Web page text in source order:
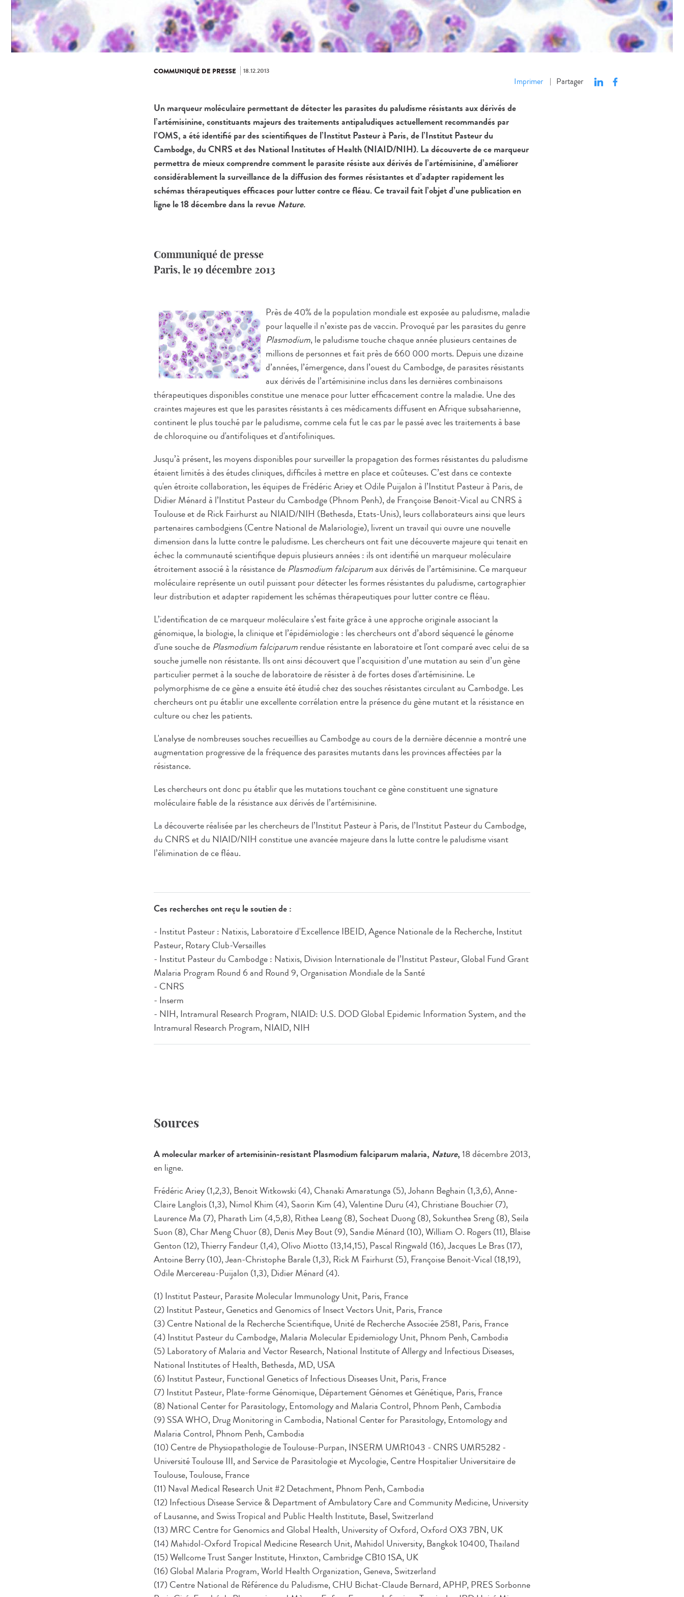
COMMUNIQUÉ DE PRESSE 18.12.2013
Imprimer | Partager
Un marqueur moléculaire permettant de détecter les parasites du paludisme résistants aux dérivés de
l’artémisinine, constituants majeurs des traitements antipaludiques actuellement recommandés par
l’OMS, a été identifié par des scientifiques de l’Institut Pasteur à Paris, de l’Institut Pasteur du
Cambodge, du CNRS et des National Institutes of Health (NIAID/NIH). La découverte de ce marqueur
permettra de mieux comprendre comment le parasite résiste aux dérivés de l’artémisinine, d’améliorer
considérablement la surveillance de la diffusion des formes résistantes et d’adapter rapidement les
schémas thérapeutiques efficaces pour lutter contre ce fléau. Ce travail fait l’objet d’une publication en
ligne le 18 décembre dans la revueNature.
Communiqué de presse
Paris, le 19 décembre 2013
Près de 40% de la population mondiale est exposée au paludisme, maladie
pour laquelle il n’existe pas de vaccin. Provoqué par les parasites du genre
Plasmodium, le paludisme touche chaque année plusieurs centaines de
millions de personnes et fait près de 660 000 morts. Depuis une dizaine
d’années, l’émergence, dans l’ouest du Cambodge, de parasites résistants
aux dérivés de l’artémisinine inclus dans les dernières combinaisons
thérapeutiques disponibles constitue une menace pour lutter efficacement contre la maladie. Une des
craintes majeures est que les parasites résistants à ces médicaments diffusent en Afrique subsaharienne,
continent le plus touché par le paludisme, comme cela fut le cas par le passé avec les traitements à base
de chloroquine ou d'antifoliques et d'antifoliniques.
Jusqu’à présent, les moyens disponibles pour surveiller la propagation des formes résistantes du paludisme
étaient limités à des études cliniques, difficiles à mettre en place et coûteuses. C’est dans ce contexte
qu'en étroite collaboration, les équipes de Frédéric Ariey et Odile Puijalon à l’Institut Pasteur à Paris, de
Didier Ménard à l’Institut Pasteur du Cambodge (Phnom Penh), de Françoise Benoit-Vical au CNRS à
Toulouse et de Rick Fairhurst au NIAID/NIH (Bethesda, Etats-Unis), leurs collaborateurs ainsi que leurs
partenaires cambodgiens (Centre National de Malariologie), livrent un travail qui ouvre une nouvelle
dimension dans la lutte contre le paludisme. Les chercheurs ont fait une découverte majeure qui tenait en
échec la communauté scientifique depuis plusieurs années : ils ont identifié un marqueur moléculaire
étroitement associé à la résistance de Plasmodium falciparumaux dérivés de l’artémisinine. Ce marqueur
moléculaire représente un outil puissant pour détecter les formes résistantes du paludisme, cartographier
leur distribution et adapter rapidement les schémas thérapeutiques pour lutter contre ce fléau.
L’identification de ce marqueur moléculaire s’est faite grâce à une approche originale associant la
génomique, la biologie, la clinique et l’épidémiologie : les chercheurs ont d’abord séquencé le génome
d'une souche de Plasmodium falciparumrendue résistante en laboratoire et l'ont comparé avec celui de sa
souche jumelle non résistante. Ils ont ainsi découvert que l’acquisition d’une mutation au sein d’un gène
particulier permet à la souche de laboratoire de résister à de fortes doses d'artémisinine. Le
polymorphisme de ce gène a ensuite été étudié chez des souches résistantes circulant au Cambodge. Les
chercheurs ont pu établir une excellente corrélation entre la présence du gène mutant et la résistance en
culture ou chez les patients.
L'analyse de nombreuses souches recueillies au Cambodge au cours de la dernière décennie a montré une
augmentation progressive de la fréquence des parasites mutants dans les provinces affectées par la
résistance.
Les chercheurs ont donc pu établir que les mutations touchant ce gène constituent une signature
moléculaire fiable de la résistance aux dérivés de l’artémisinine.
La découverte réalisée par les chercheurs de l’Institut Pasteur à Paris, de l’Institut Pasteur du Cambodge,
du CNRS et du NIAID/NIH constitue une avancée majeure dans la lutte contre le paludisme visant
l’élimination de ce fléau.
Ces recherches ont reçu le soutien de :
- Institut Pasteur : Natixis, Laboratoire d'Excellence IBEID, Agence Nationale de la Recherche, Institut
Pasteur, Rotary Club-Versailles
- Institut Pasteur du Cambodge : Natixis, Division Internationale de l’Institut Pasteur, Global Fund Grant
Malaria Program Round 6 and Round 9, Organisation Mondiale de la Santé
- CNRS
- Inserm
- NIH, Intramural Research Program, NIAID: U.S. DOD Global Epidemic Information System, and the
Intramural Research Program, NIAID, NIH
Sources
A molecular marker of artemisinin-resistant Plasmodium falciparum malaria, Nature,18 décembre 2013,
en ligne.
Frédéric Ariey (1,2,3), Benoit Witkowski (4), Chanaki Amaratunga (5), Johann Beghain (1,3,6), Anne-
Claire Langlois (1,3), Nimol Khim (4), Saorin Kim (4), Valentine Duru (4), Christiane Bouchier (7),
Laurence Ma (7), Pharath Lim (4,5,8), Rithea Leang (8), Socheat Duong (8), Sokunthea Sreng (8), Seila
Suon (8), Char Meng Chuor (8), Denis Mey Bout (9), Sandie Ménard (10), William O. Rogers (11), Blaise
Genton (12), Thierry Fandeur (1,4), Olivo Miotto (13,14,15), Pascal Ringwald (16), Jacques Le Bras (17),
Antoine Berry (10), Jean-Christophe Barale (1,3), Rick M Fairhurst (5), Françoise Benoit-Vical (18,19),
Odile Mercereau-Puijalon (1,3), Didier Ménard (4).
(1) Institut Pasteur, Parasite Molecular Immunology Unit, Paris, France
(2) Institut Pasteur, Genetics and Genomics of Insect Vectors Unit, Paris, France
(3) Centre National de la Recherche Scientifique, Unité de Recherche Associée 2581, Paris, France
(4) Institut Pasteur du Cambodge, Malaria Molecular Epidemiology Unit, Phnom Penh, Cambodia
(5) Laboratory of Malaria and Vector Research, National Institute of Allergy and Infectious Diseases,
National Institutes of Health, Bethesda, MD, USA
(6) Institut Pasteur, Functional Genetics of Infectious Diseases Unit, Paris, France
(7) Institut Pasteur, Plate-forme Génomique, Département Génomes et Génétique, Paris, France
(8) National Center for Parasitology, Entomology and Malaria Control, Phnom Penh, Cambodia
(9) SSA WHO, Drug Monitoring in Cambodia, National Center for Parasitology, Entomology and
Malaria Control, Phnom Penh, Cambodia
(10) Centre de Physiopathologie de Toulouse-Purpan, INSERM UMR1043 - CNRS UMR5282 -
Université Toulouse III, and Service de Parasitologie et Mycologie, Centre Hospitalier Universitaire de
Toulouse, Toulouse, France
(11) Naval Medical Research Unit #2 Detachment, Phnom Penh, Cambodia
(12) Infectious Disease Service & Department of Ambulatory Care and Community Medicine, University
of Lausanne, and Swiss Tropical and Public Health Institute, Basel, Switzerland
(13) MRC Centre for Genomics and Global Health, University of Oxford, Oxford OX3 7BN, UK
(14) Mahidol-Oxford Tropical Medicine Research Unit, Mahidol University, Bangkok 10400, Thailand
(15) Wellcome Trust Sanger Institute, Hinxton, Cambridge CB10 1SA, UK
(16) Global Malaria Program, World Health Organization, Geneva, Switzerland
(17) Centre National de Référence du Paludisme, CHU Bichat-Claude Bernard, APHP, PRES Sorbonne